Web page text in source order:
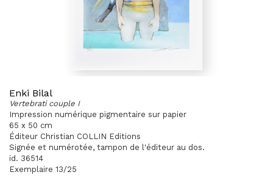
Enki Bilal
Vertebrati couple I
Impression numérique pigmentaire sur papier
65 x 50 cm
Éditeur Christian COLLIN Editions
Signée et numérotée, tampon de l'éditeur au dos.
id. 36514
Exemplaire 13/25